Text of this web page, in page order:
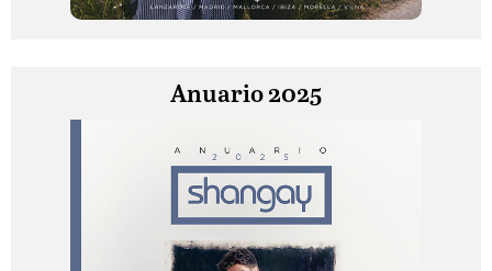
Anuario 2025